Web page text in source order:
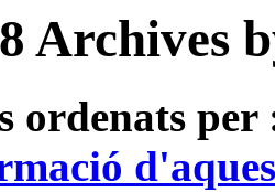
Archives
ordenats per